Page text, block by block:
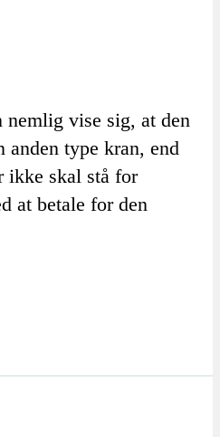
nemlig vise sig, at den
type kran, end
ikke skal stå for
at betale for den